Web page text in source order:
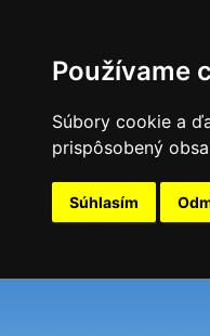
Používame
Súbory cookie a
prispôsobený
Súhlasím